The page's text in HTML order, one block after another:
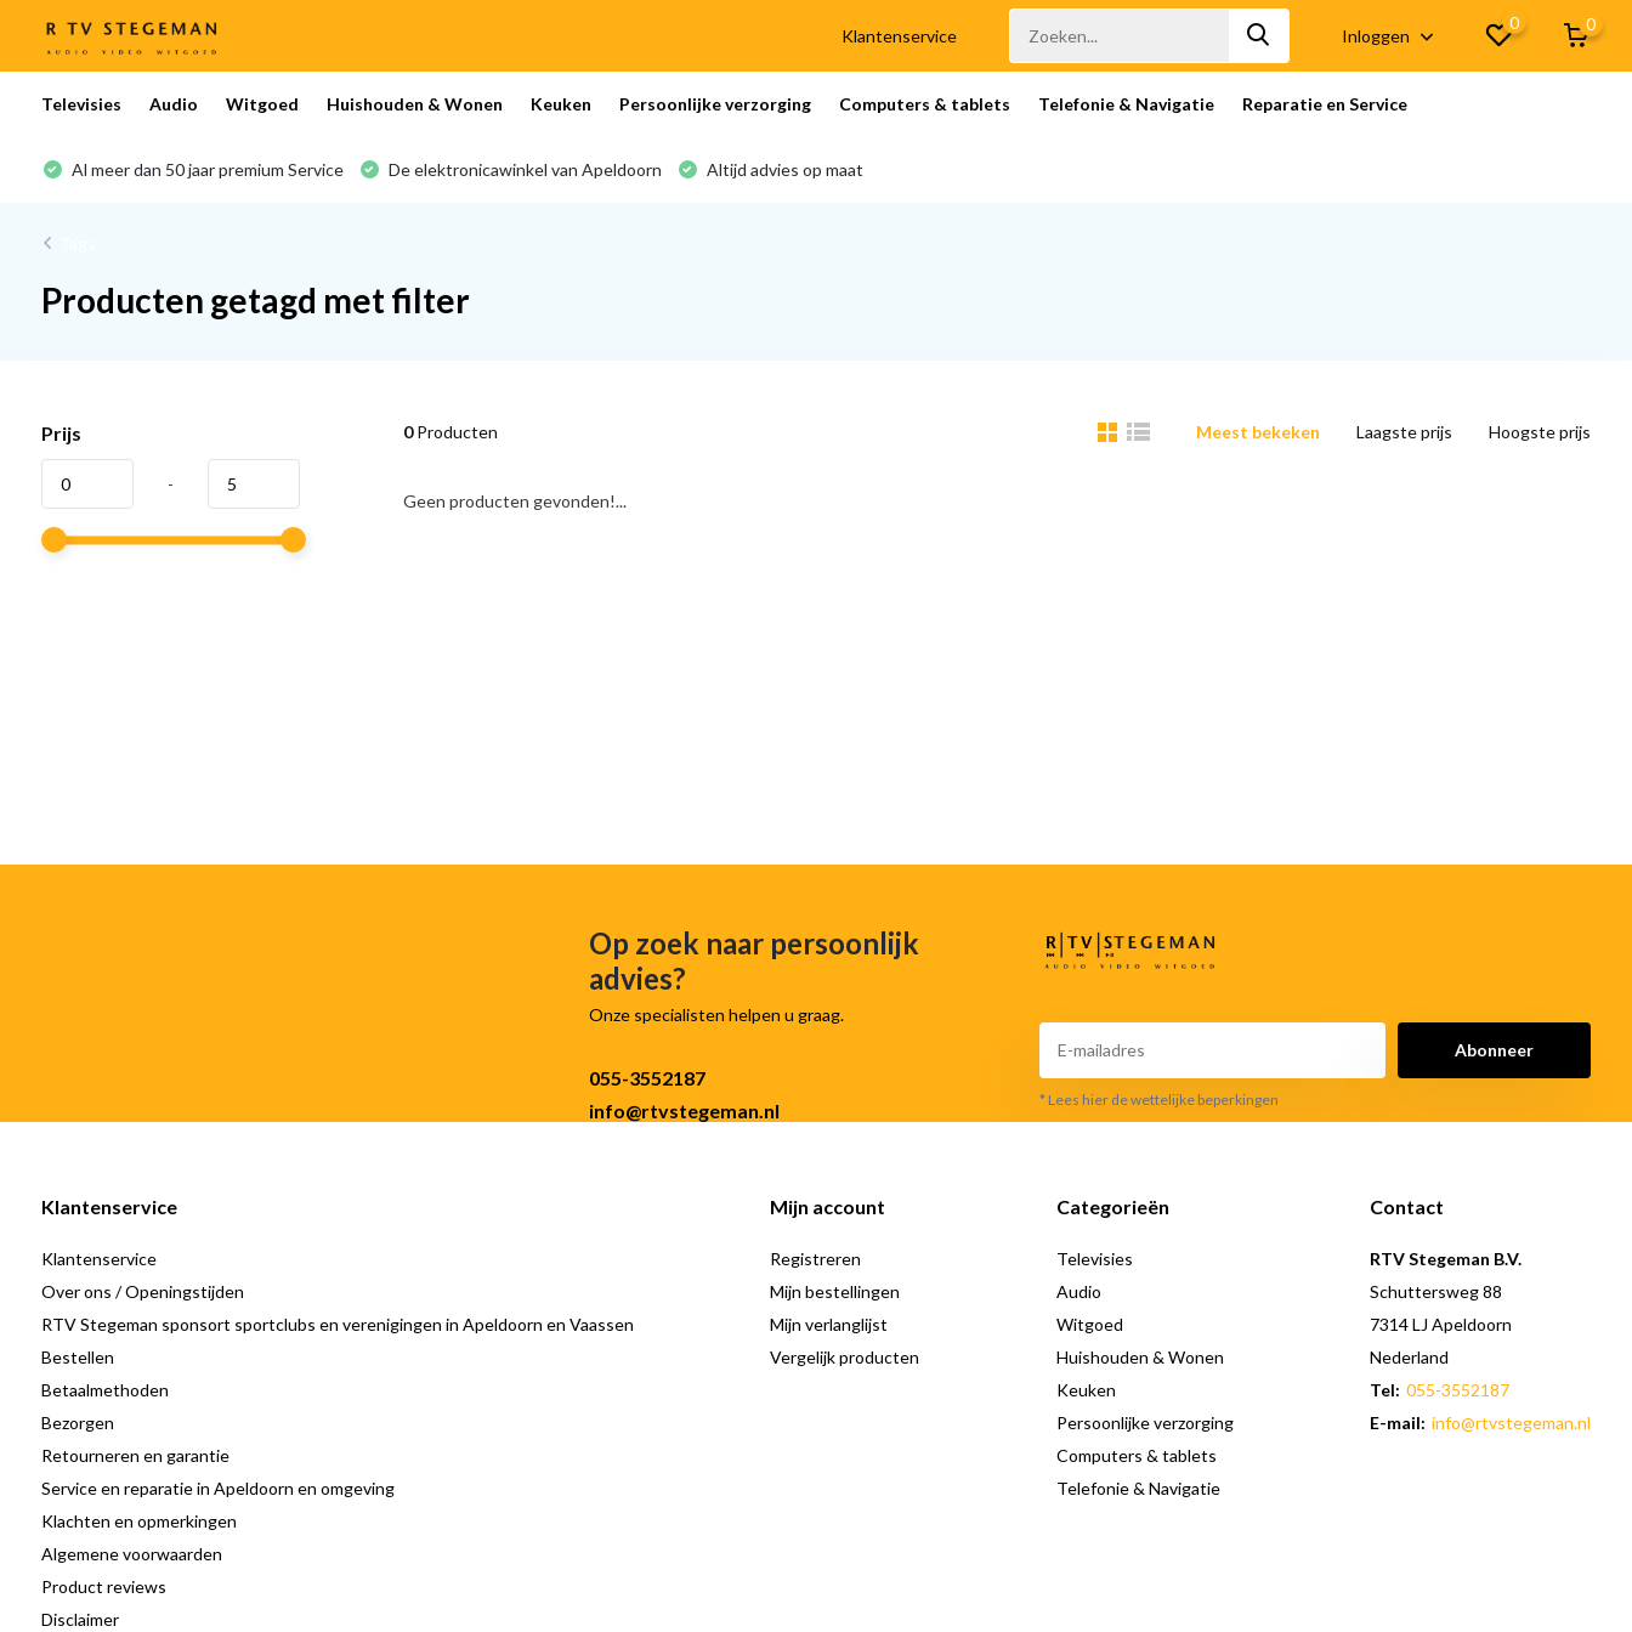
Klantenservice Inloggen
0 0
Televisies Audio Witgoed Huishouden & Wonen Keuken Persoonlijke verzorging Computers & tablets Telefonie & Navigatie Reparatie en Service
Al meer dan 50 jaar premium Service De elektronicawinkel van Apeldoorn Altijd advies op maat
Producten getagd met filter
Prijs
-
0Producten Meest bekeken Laagste prijs Hoogste prijs
Geen producten gevonden!...
Op zoek naar persoonlijk
advies?
Onze specialisten helpen u graag.
055-3552187
info@rtvstegeman.nl
Abonneer
* Lees hier de wettelijke beperkingen
Klantenservice
Klantenservice
Over ons / Openingstijden
RTV Stegeman sponsort sportclubs en verenigingen in Apeldoorn en Vaassen
Bestellen
Betaalmethoden
Bezorgen
Retourneren en garantie
Service en reparatie in Apeldoorn en omgeving
Klachten en opmerkingen
Algemene voorwaarden
Product reviews
Disclaimer
Mijn account
Registreren
Mijn bestellingen
Mijn verlanglijst
Vergelijk producten
Categorieën
Televisies
Audio
Witgoed
Huishouden & Wonen
Keuken
Persoonlijke verzorging
Computers & tablets
Telefonie & Navigatie
Contact
RTV Stegeman B.V.
Schuttersweg 88
7314 LJ Apeldoorn
Nederland
Tel: 055-3552187
E-mail: info@rtvstegeman.nl